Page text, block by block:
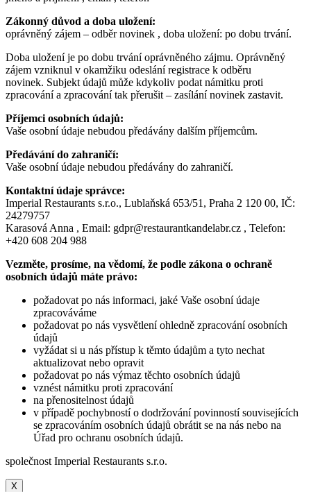
Zákonný důvod a doba uložení:
oprávněný zájem – odběr novinek , doba uložení: po dobu trvání.
Doba uložení je po dobu trvání oprávněného zájmu. Oprávněný
zájem vzniknul v okamžiku odeslání registrace k odběru
novinek. Subjekt údajů může kdykoliv podat námitku proti
zpracování a zpracování tak přerušit – zasílání novinek zastavit.
Příjemci osobních údajů:
Vaše osobní údaje nebudou předávány dalším příjemcům.
Předávání do zahraničí:
Vaše osobní údaje nebudou předávány do zahraničí.
Kontaktní údaje správce:
Imperial Restaurants s.r.o., Lublaňská 653/51, Praha 2 120 00, IČ:
24279757
Karasová Anna , Email: gdpr@restaurantkandelabr.cz , Telefon:
+420 608 204 988
Vezměte, prosíme, na vědomí, že podle zákona o ochraně
osobních údajů máte právo:
požadovat po nás informaci, jaké Vaše osobní údaje
zpracováváme
požadovat po nás vysvětlení ohledně zpracování osobních
údajů
vyžádat si u nás přístup k těmto údajům a tyto nechat
aktualizovat nebo opravit
požadovat po nás výmaz těchto osobních údajů
vznést námitku proti zpracování
na přenositelnost údajů
v případě pochybností o dodržování povinností souvisejících
se zpracováním osobních údajů obrátit se na nás nebo na
Úřad pro ochranu osobních údajů.
společnost Imperial Restaurants s.r.o.
X